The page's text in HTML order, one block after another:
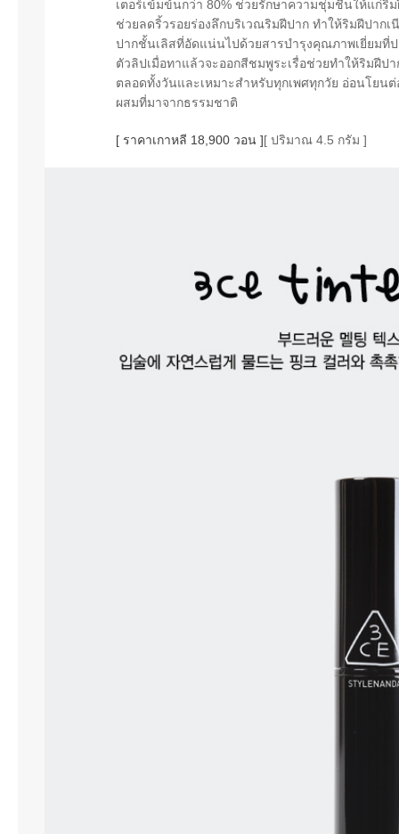
เตอร์เข้มข้นกว่า 80% ช่วยรักษาความชุ่มชื่นให้แก่
ช่วยลดริ้วรอยร่องลึกบริเวณริมฝีปาก ทำให้ริมฝีปาก
ปากชั้นเลิสที่อัดแน่นไปด้วยสารบำรุงคุณภาพเยี่ยม
ตัวลิปเมื่อทาแล้วจะออกสีชมพูระเรื่อช่วยทำให้ริมฝี
ตลอดทั้งวันและเหมาะสำหรับทุกเพศทุกวัย อ่อนโยน
ผสมที่มาจากธรรมชาติ
[ ราคาเกาหลี 18,900 วอน ][ ปริมาณ 4.5 กรัม ]